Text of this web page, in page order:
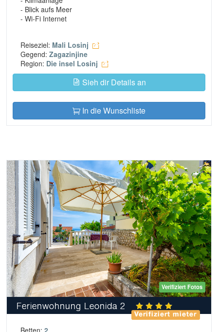
- Blick aufs Meer
- Wi-Fi Internet
Reiseziel: Mali Losinj
Gegend: Zagazinjine
Region: Die insel Losinj
Sieh dir Details an
In die Wunschliste
Verifiziert Fotos
Ferienwohnung Leonida 2
Verifiziert mieter